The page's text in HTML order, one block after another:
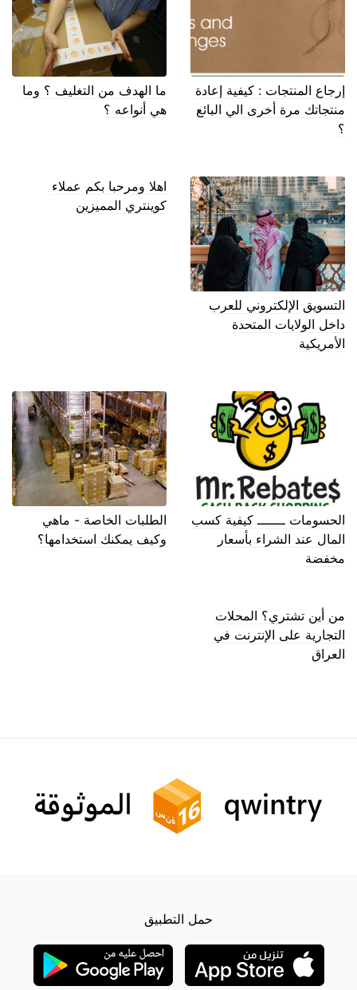
إرجاع المنتجات : كيفية إعادة
منتجاتك مرة أخرى الي البائع
؟
ما الهدف من التغليف ؟ وما
هي أنواعه ؟
التسويق الإلكتروني للعرب
داخل الولايات المتحدة
الأمريكية
اهلا ومرحبا بكم عملاء
كوينتري المميزين
الحسومات ـــــــ كيفية كسب
المال عند الشراء بأسعار
مخفضة
الطلبات الخاصة - ماهي
وكيف يمكنك استخدامها؟
من أين تشتري؟ المحلات
التجارية على الإنترنت في
العراق
حمل التطبيق